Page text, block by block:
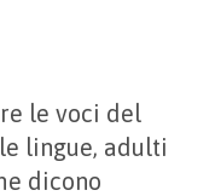
le voci del
lingue, adulti
dicono